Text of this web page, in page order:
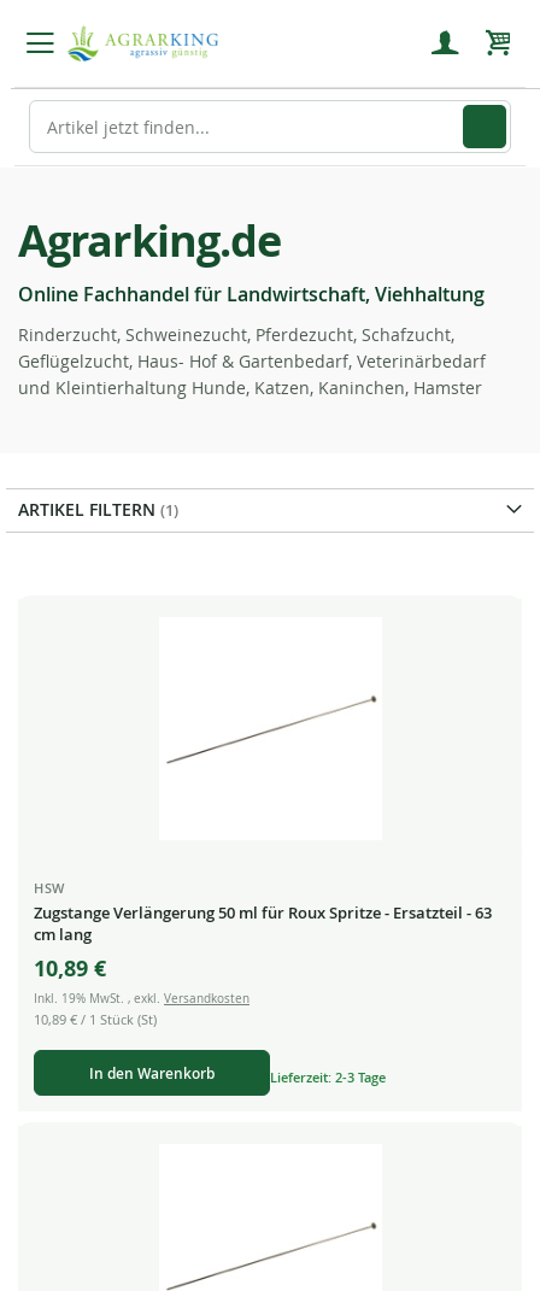
Agrarking.de
Online Fachhandel für Landwirtschaft, Viehhaltung
Rinderzucht, Schweinezucht, Pferdezucht, Schafzucht,
Geflügelzucht, Haus- Hof & Gartenbedarf, Veterinärbedarf
und Kleintierhaltung Hunde, Katzen, Kaninchen, Hamster
HSW
Zugstange Verlängerung 50 ml für Roux Spritze - Ersatzteil - 63
cm lang
10,89 €
Inkl. 19% MwSt. , exkl. Versandkosten
10,89 € / 1 Stück (St)
In den Warenkorb Lieferzeit: 2-3 Tage
ARTIKEL FILTERN